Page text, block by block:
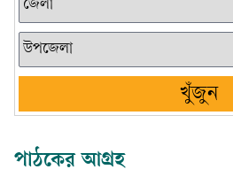
খুঁজুন
পাঠকের আগ্রহ